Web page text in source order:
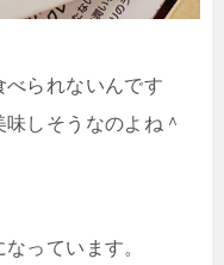
られないんです
しそうなのよね＾
っています。